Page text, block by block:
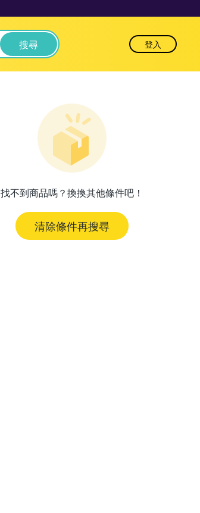
搜尋 登入
找不到商品嗎？換換其他條件吧！
清除條件再搜尋